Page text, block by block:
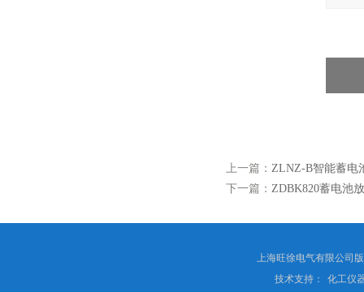
上一篇： ZLNZ-B智能蓄电
下一篇： ZDBK820蓄电池
上海旺徐电气有限公司
技术支持：
化工仪